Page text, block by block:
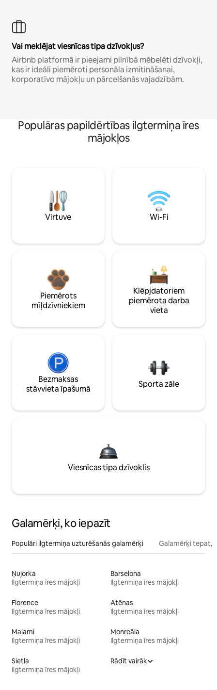
Vai meklējat viesnīcas tipa dzīvokļus?
Airbnb platformā ir pieejami pilnībā mēbelēti dzīvokļi,
kas ir ideāli piemēroti personāla izmitināšanai,
korporatīvo mājokļu un pārcelšanās vajadzībām.
Populāras papildērtības ilgtermiņa īres
mājokļos
Virtuve Wi-Fi
Piemērots
mīļdzīvniekiem
Klēpjdatoriem
piemērota darba
vieta
Bezmaksas
stāvvieta īpašumā
Sporta zāle
Viesnīcas tipa dzīvoklis
Galamērķi, ko iepazīt
Populāri ilgtermiņa uzturēšanās galamērķi Galamērķi tepat,
Ņujorka
Ilgtermiņa īres mājokļi
Barselona
Ilgtermiņa īres mājokļi
Florence
Ilgtermiņa īres mājokļi
Atēnas
Ilgtermiņa īres mājokļi
Maiami
Ilgtermiņa īres mājokļi
Monreāla
Ilgtermiņa īres mājokļi
Sietla
Ilgtermiņa īres mājokļi
Rādīt vairāk